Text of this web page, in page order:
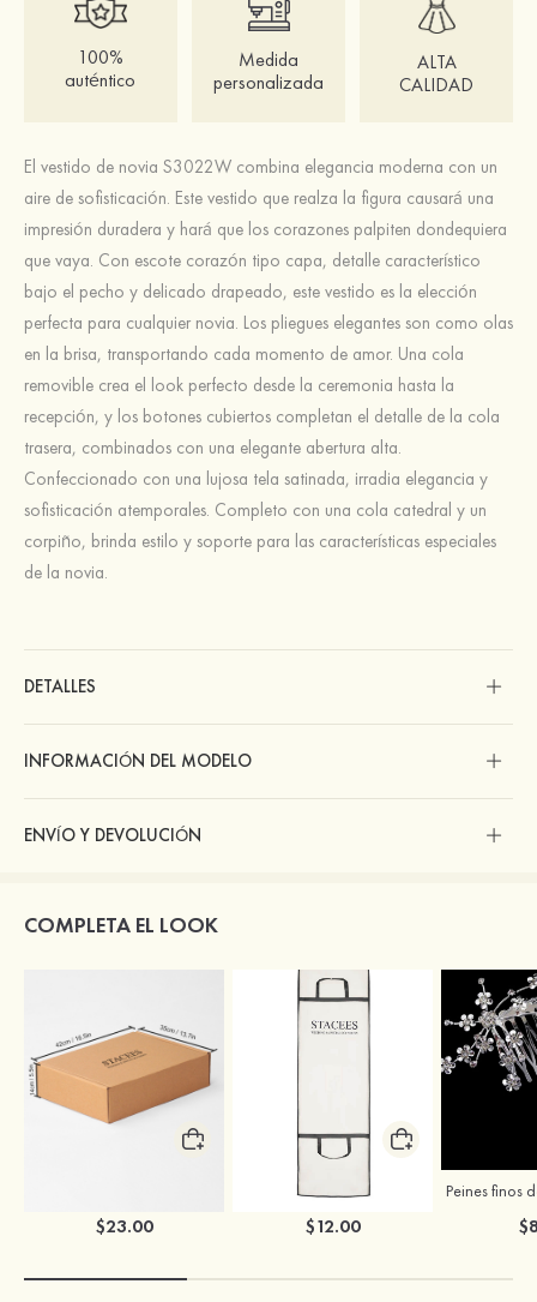
100%
auténtico
Medida
personalizada
ALTA
CALIDAD
El vestido de novia S3022W combina elegancia moderna con un
aire de sofisticación. Este vestido que realza la figura causará una
impresión duradera y hará que los corazones palpiten dondequiera
que vaya. Con escote corazón tipo capa, detalle característico
bajo el pecho y delicado drapeado, este vestido es la elección
perfecta para cualquier novia. Los pliegues elegantes son como olas
en la brisa, transportando cada momento de amor. Una cola
removible crea el look perfecto desde la ceremonia hasta la
recepción, y los botones cubiertos completan el detalle de la cola
trasera, combinados con una elegante abertura alta.
Confeccionado con una lujosa tela satinada, irradia elegancia y
sofisticación atemporales. Completo con una cola catedral y un
corpiño, brinda estilo y soporte para las características especiales
de la novia.
DETALLES
INFORMACIÓN DEL MODELO
ENVÍO Y DEVOLUCIÓN
COMPLETA EL LOOK
$23.00 $12.00